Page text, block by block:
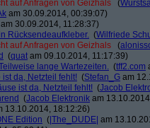
auf Anfragen von Geizhals (
am 30.09.2014, 00:39:07)
am 30.09.2014, 11:28:37)
Rücksendeaufkleber. (Wilfriede
auf Anfragen von Geizhals (
(quat am 09.10.2014, 11:17:39)
lange Wartezeiten. (tff2.com
da, Netzteil fehlt! (Stefan_G am
ist da, Netzteil fehlt! (Jacob
(Jacob Elektronik am
13.10.2014, 18:12:26)
Edition ( |The_DUDE| am